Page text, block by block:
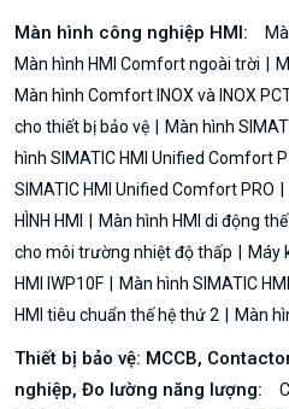
Màn hình công nghiệp HMI:
Màn hình HMI Comfort ngoài trời
Màn hình Comfort INOX và INOX
cho thiết bị bảo vệ
Màn hình
hình SIMATIC HMI Unified Comfort
SIMATIC HMI Unified Comfort PRO
HÌNH HMI
Màn hình HMI di động
cho môi trường nhiệt độ thấp
Máy
HMI IWP10F
Màn hình SIMATIC
HMI tiêu chuẩn thế hệ thứ 2
Màn
Thiết bị bảo vệ: MCCB,
nghiệp, Đo lường năng lượng: